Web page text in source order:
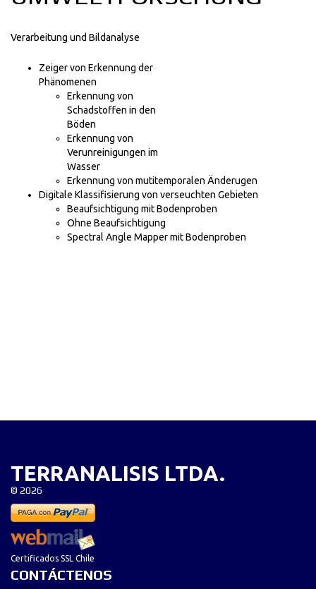
Verarbeitung und Bildanalyse
Zeiger von Erkennung der
Phänomenen
Erkennung von
Schadstoffen in den
Böden
Erkennung von
Verunreinigungen im
Wasser
Erkennung von mutitemporalen Änderugen
Digitale Klassifisierung von verseuchten Gebieten
Beaufsichtigung mit Bodenproben
Ohne Beaufsichtigung
Spectral Angle Mapper mit Bodenproben
TERRANALISIS LTDA.
© 2026
Certificados SSL Chile
CONTÁCTENOS